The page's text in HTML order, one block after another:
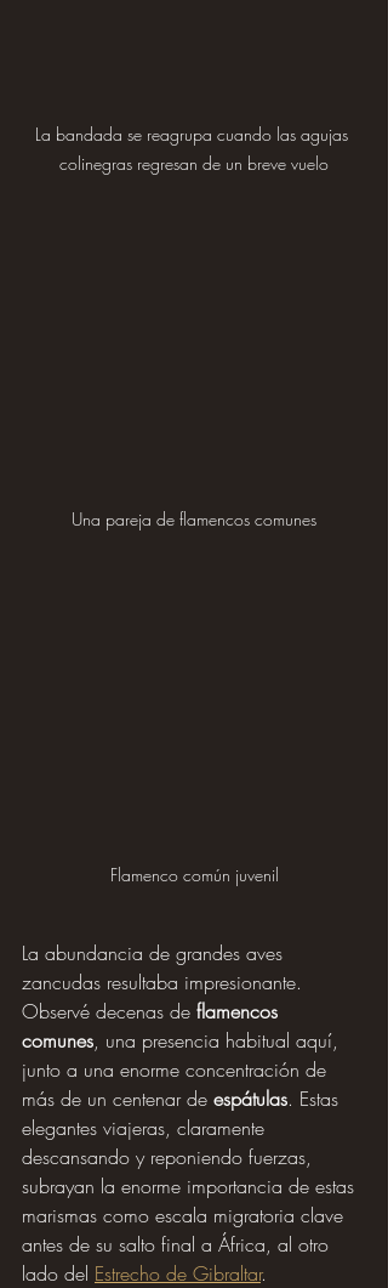
La bandada se reagrupa cuando las agujas
colinegras regresan de un breve vuelo
Una pareja de flamencos comunes
Flamenco común juvenil
La abundancia de grandes aves
zancudas resultaba impresionante.
Observé decenas de flamencos
comunes, una presencia habitual aquí,
junto a una enorme concentración de
más de un centenar de espátulas. Estas
elegantes viajeras, claramente
descansando y reponiendo fuerzas,
subrayan la enorme importancia de estas
marismas como escala migratoria clave
antes de su salto final a África, al otro
lado del Estrecho de Gibraltar.